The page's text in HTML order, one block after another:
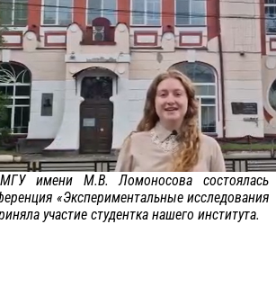
имени М.В. Ломоносова состоялась
«Экспериментальные исследования
участие студентка нашего института.